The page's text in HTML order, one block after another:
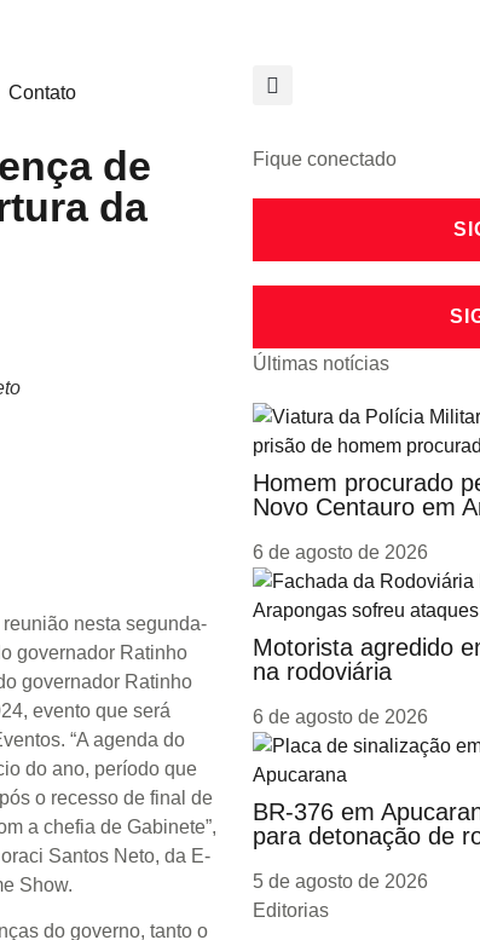
Contato
de
da
nesta segunda-
governador Ratinho
governador Ratinho
evento que será
“A agenda do
do ano, período que
o recesso de final de
a chefia de Gabinete”,
Santos Neto, da E-
Show.
do governo, tanto o
Fique conectado
Últimas notícias
Homem procurado
Novo Centauro em
6 de agosto de 2026
Motorista agredido
na rodoviária
6 de agosto de 2026
BR-376 em
para detonação de
5 de agosto de 2026
Editorias